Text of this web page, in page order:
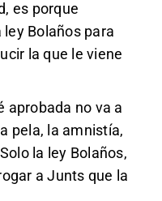
es porque
Bolaños para
la que le viene
aprobada no va a
pela, la amnistía,
la ley Bolaños,
a Junts que la